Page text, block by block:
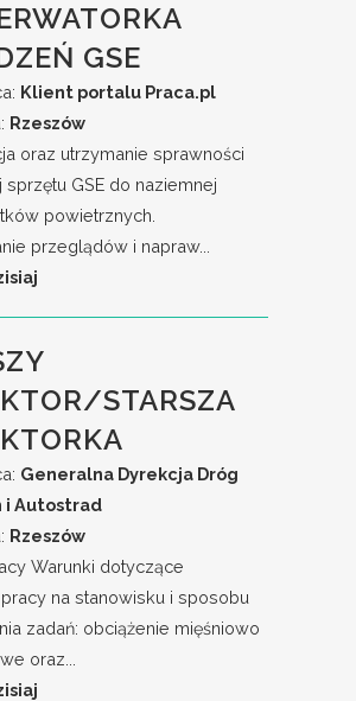
GSE
Klient portalu Praca.pl
Rzeszów
oraz utrzymanie sprawności
sprzętu GSE do naziemnej
powietrznych.
przeglądów i napraw...
STARSZA
Generalna Dyrekcja Dróg
i Autostrad
Rzeszów
Warunki dotyczące
na stanowisku i sposobu
zadań: obciążenie mięśniowo
oraz...